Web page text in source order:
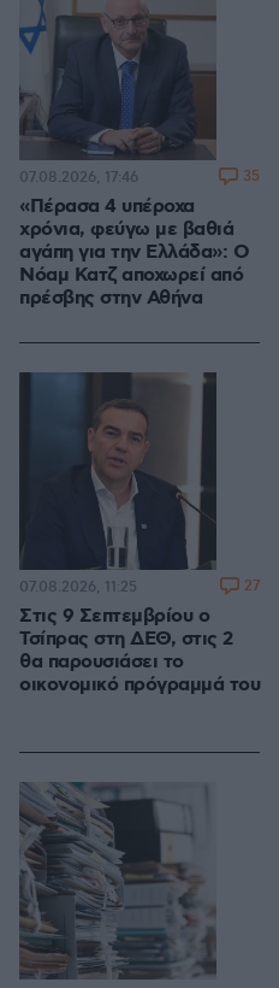
«Πέρασα 4 υπέροχα
χρόνια, φεύγω με βαθιά
αγάπη για την Ελλάδα»: Ο
Νόαμ Κατζ αποχωρεί από
πρέσβης στην Αθήνα
07.08.2026, 17:46 35
Στις 9 Σεπτεμβρίου ο
Τσίπρας στη ΔΕΘ, στις 2
θα παρουσιάσει το
οικονομικό πρόγραμμά του
07.08.2026, 11:25 27